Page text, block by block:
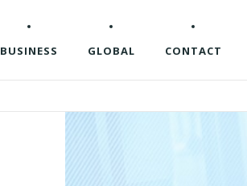
BUSINESS GLOBAL CONTACT